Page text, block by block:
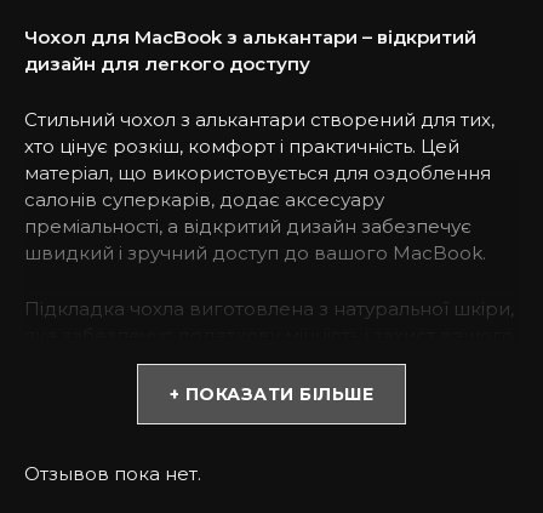
Чохол для MacBook з алькантари – відкритий
дизайн для легкого доступу
Стильний чохол з алькантари створений для тих,
хто цінує розкіш, комфорт і практичність. Цей
матеріал, що використовується для оздоблення
салонів суперкарів, додає аксесуару
преміальності, а відкритий дизайн забезпечує
швидкий і зручний доступ до вашого MacBook.
Підкладка чохла виготовлена з натуральної шкіри,
пристрою, зберігаючи його від подряпин.
Чохол доступний у таких кольорах:
Світло-сірий
+ ПОКАЗАТИ БІЛЬШЕ
Отзывов пока нет.